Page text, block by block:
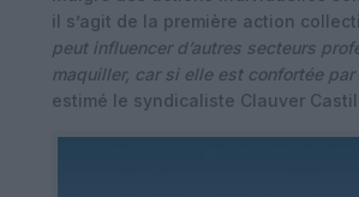
il s’agit de la première action
peut influencer d’autres secteurs
maquiller, car si elle est confortée
estimé le syndicaliste Clauver